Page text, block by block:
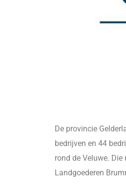
De provincie
bedrijven en 44
rond de Veluwe.
Landgoederen